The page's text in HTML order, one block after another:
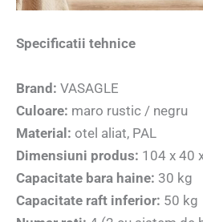
Specificatii tehnice
Brand: VASAGLE
Culoare: maro rustic / negru
Material: otel aliat, PAL
Dimensiuni produs: 104 x 40
Capacitate bara haine: 30 kg
Capacitate raft inferior: 50 kg